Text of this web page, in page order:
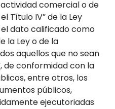
comercial o de
Título IV” de la Ley
el dato calificado como
la Ley o de la
aquellos que no sean
de conformidad con la
entre otros, los
públicos,
ejecutoriadas